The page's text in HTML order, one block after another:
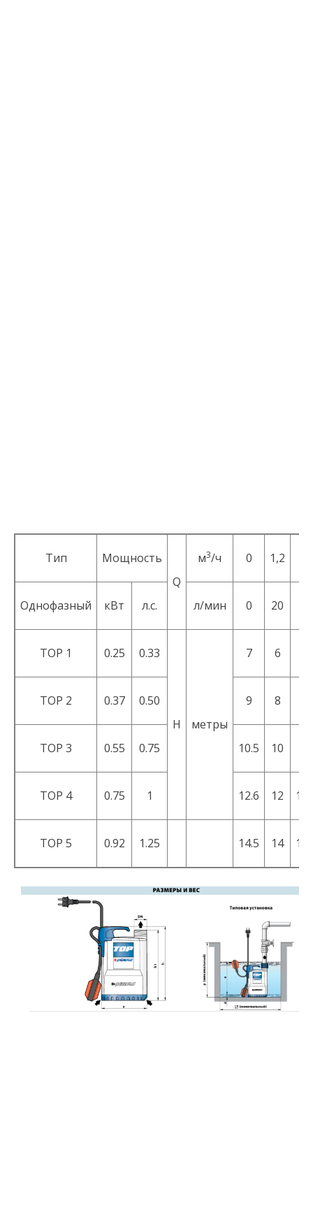
Тип
Мощность
Q
м3/ч 0 1,2
Однофазный кВт л.с. л/мин 0 20
TOP 1 0.25 0.33
H метры
7 6
TOP 2 0.37 0.50 9 8
TOP 3 0.55 0.75 10.5 10
TOP 4 0.75 1 12.6 12
TOP 5 0.92 1.25 14.5 14